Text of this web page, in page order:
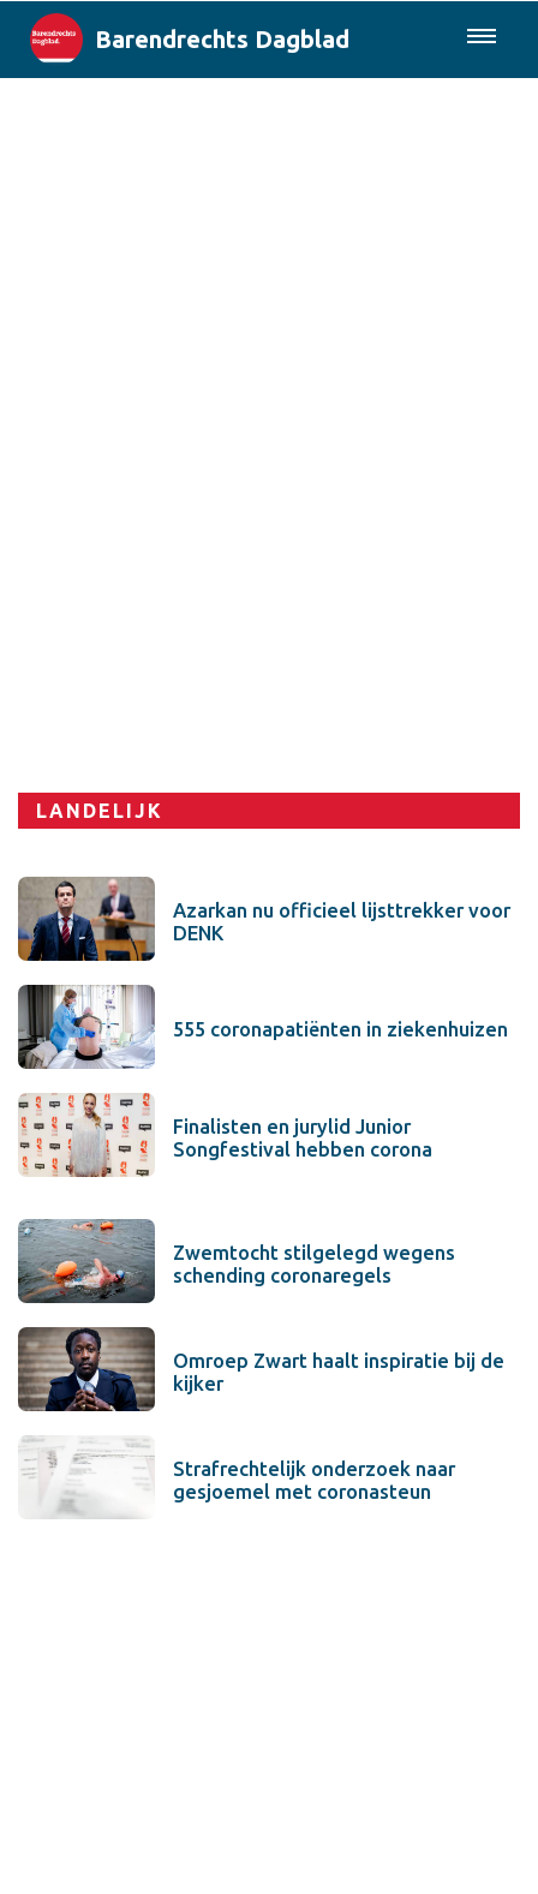
Barendrechts Dagblad
LANDELIJK
Azarkan nu officieel lijsttrekker voor
DENK
555 coronapatiënten in ziekenhuizen
Finalisten en jurylid Junior
Songfestival hebben corona
Zwemtocht stilgelegd wegens
schending coronaregels
Omroep Zwart haalt inspiratie bij de
kijker
Strafrechtelijk onderzoek naar
gesjoemel met coronasteun